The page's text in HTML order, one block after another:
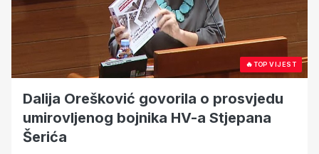
🔥TOP VIJEST
Dalija Orešković govorila o prosvjedu
umirovljenog bojnika HV-a Stjepana
Šerića